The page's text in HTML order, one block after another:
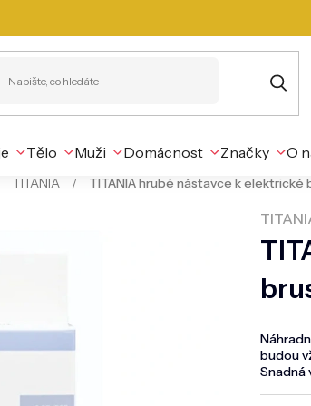
Tělo Muži Domácnost Značky O
TITANIA / TITANIA hrubé nástavce k elektrické
budou
Snadná